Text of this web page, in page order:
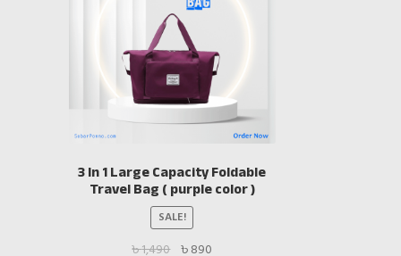
3 In 1 Large Capacity Foldable
Travel Bag ( purple color )
SALE!
৳1,490 Original
৳890